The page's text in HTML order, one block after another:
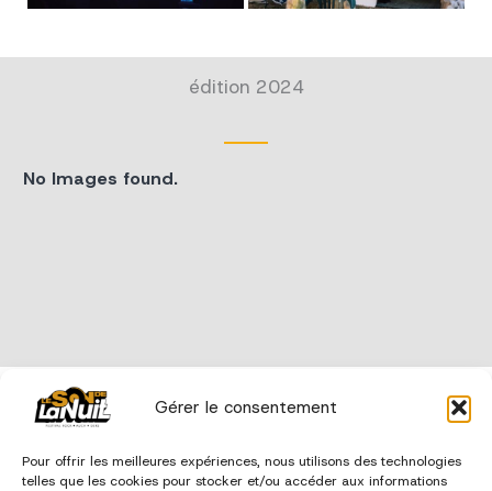
Gérer le consentement
Pour offrir les meilleures expériences, nous utilisons des technologies
telles que les cookies pour stocker et/ou accéder aux informations
édition 2024
No Images found.
édition 2023